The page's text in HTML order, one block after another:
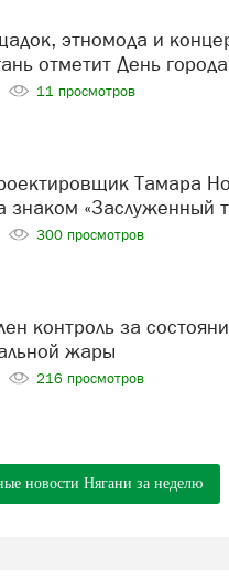
отметит День города
11 просмотров
знаком «Заслуженный
300 просмотров
жары
216 просмотров
новости Нягани за неделю